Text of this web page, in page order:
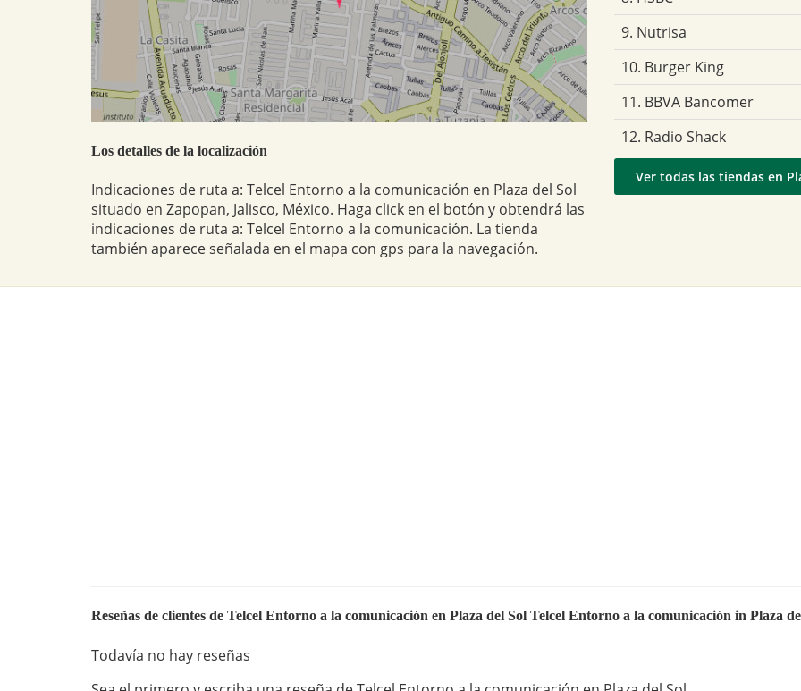
Los detalles de la localización
Indicaciones de ruta a: Telcel Entorno a la comunicación en Plaza del Sol
situado en Zapopan, Jalisco, México. Haga click en el botón y obtendrá las
indicaciones de ruta a: Telcel Entorno a la comunicación. La tienda
también aparece señalada en el mapa con gps para la navegación.
9. Nutrisa
10. Burger King
11. BBVA Bancomer
12. Radio Shack
Ver todas las tiendas en
Reseñas de clientes de Telcel Entorno a la comunicación en Plaza del Sol Telcel Entorno a la comunicación in Plaza
Todavía no hay reseñas